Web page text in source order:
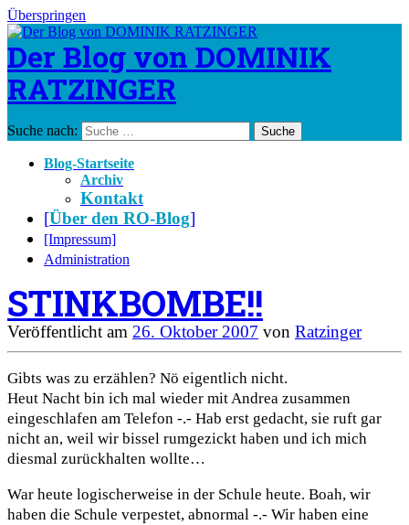
Überspringen
Der Blog von DOMINIK
RATZINGER
Suche nach:
Blog-Startseite
Archiv
Kontakt
[Über den RO-Blog]
[Impressum]
Administration
STINKBOMBE!!
Veröffentlicht am 26. Oktober 2007 von Ratzinger
Gibts was zu erzählen? Nö eigentlich nicht.
Heut Nacht bin ich mal wieder mit Andrea zusammen
eingeschlafen am Telefon -.- Hab erst gedacht, sie ruft gar
nicht an, weil wir bissel rumgezickt haben und ich mich
diesmal zurückhalten wollte…
War heute logischerweise in der Schule heute. Boah, wir
haben die Schule verpestet, abnormal -.- Wir haben eine